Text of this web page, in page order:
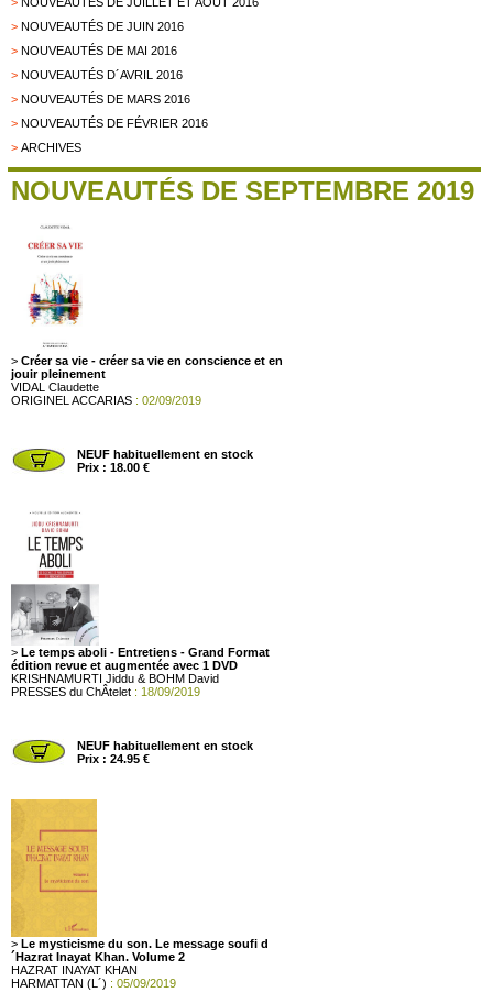
> NOUVEAUTÉS DE JUIN 2016
> NOUVEAUTÉS DE MAI 2016
> NOUVEAUTÉS D´AVRIL 2016
> NOUVEAUTÉS DE MARS 2016
> NOUVEAUTÉS DE FÉVRIER 2016
> ARCHIVES
NOUVEAUTÉS DE SEPTEMBRE 2019
> Créer sa vie - créer sa vie en conscience et en
jouir pleinement
VIDAL Claudette
ORIGINEL ACCARIAS : 02/09/2019
NEUF habituellement en stock
Prix : 18.00 €
> Le temps aboli - Entretiens - Grand Format
édition revue et augmentée avec 1 DVD
KRISHNAMURTI Jiddu & BOHM David
PRESSES du ChÂtelet : 18/09/2019
NEUF habituellement en stock
Prix : 24.95 €
> Le mysticisme du son. Le message soufi d
´Hazrat Inayat Khan. Volume 2
HAZRAT INAYAT KHAN
HARMATTAN (L´) : 05/09/2019